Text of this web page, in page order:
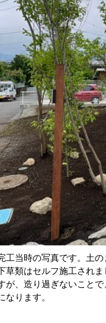
工当時の写真です。土
草類はセルフ施工され
が、造り過ぎないこと
なります。